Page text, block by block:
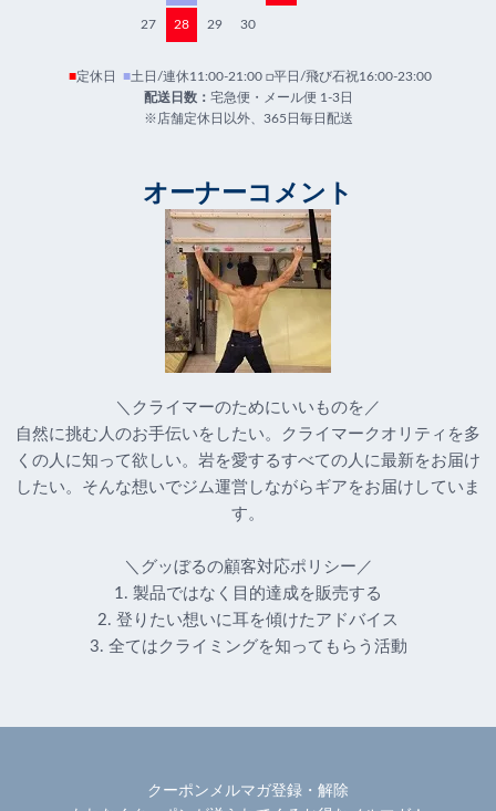
27 28 29 30
■定休日 ■土日/連休11:00-21:00 □平日/飛び石祝16:00-23:00
配送日数： 宅急便・メール便 1-3日
※店舗定休日以外、365日毎日配送
オーナーコメント
＼クライマーのためにいいものを／
自然に挑む人のお手伝いをしたい。クライマークオリティを多
くの人に知って欲しい。岩を愛するすべての人に最新をお届け
したい。そんな想いでジム運営しながらギアをお届けしていま
す。
＼グッぼるの顧客対応ポリシー／
1. 製品ではなく目的達成を販売する
2. 登りたい想いに耳を傾けたアドバイス
3. 全てはクライミングを知ってもらう活動
クーポンメルマガ登録・解除